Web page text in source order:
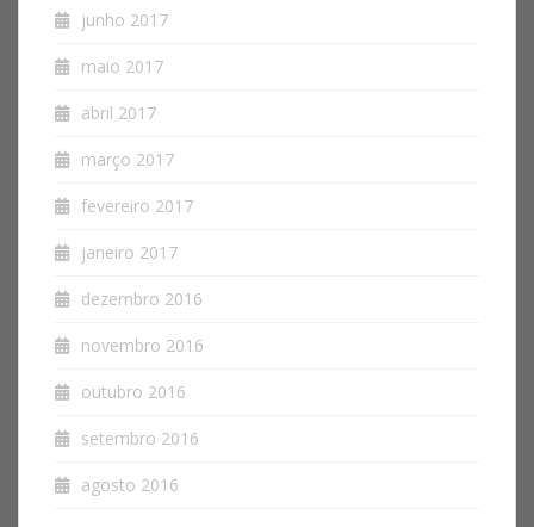
junho 2017
maio 2017
abril 2017
março 2017
fevereiro 2017
janeiro 2017
dezembro 2016
novembro 2016
outubro 2016
setembro 2016
agosto 2016